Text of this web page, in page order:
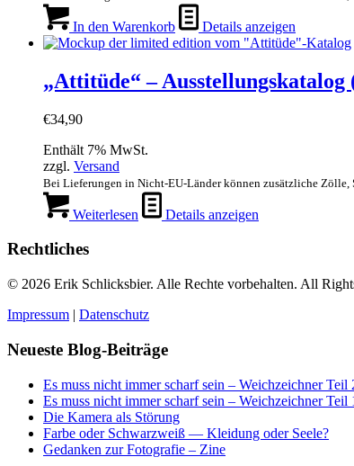
In den Warenkorb Details anzeigen
„Attitüde“ –
€34,90
Enthält 7% MwSt.
zzgl. Versand
Bei Lieferungen in Nicht-EU-Länder können zusätzliche Zölle,
Weiterlesen Details anzeigen
Rechtliches
© 2026 Erik Schlicksbier. Alle Rechte vorbehalten. All
Impressum | Datenschutz
Neueste Blog-Beiträge
Es muss nicht immer scharf sein – Weichzeichner Teil
Es muss nicht immer scharf sein – Weichzeichner
Die Kamera als Störung
Farbe oder Schwarzweiß — Kleidung oder Seele?
Gedanken zur Fotografie – Zine